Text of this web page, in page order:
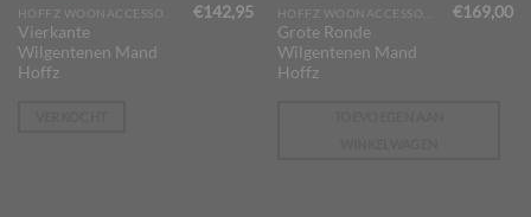
Vierkante
Wilgentenen Mand
Hoffz
€142,95
Grote Ronde
Wilgentenen Mand
Hoffz
€169,00